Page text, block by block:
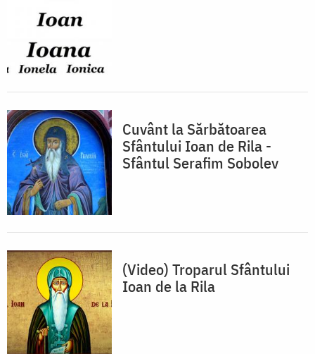
Cuvânt la Sărbătoarea
Sfântului Ioan de Rila -
Sfântul Serafim Sobolev
(Video) Troparul Sfântului
Ioan de la Rila